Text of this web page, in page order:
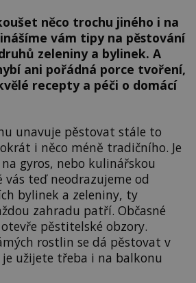
něco trochu jiného i na
vám tipy na pěstování
zeleniny a bylinek. A
ani pořádná porce tvoření,
recepty a péči o domácí
unavuje pěstovat stále to
i něco méně tradičního. Je
gyros, nebo kulinářskou
vás teď neodrazujeme od
bylinek a zeleniny, ty
zahradu patří. Občasné
pěstitelské obzory.
rostlin se dá pěstovat v
užijete třeba i na balkonu